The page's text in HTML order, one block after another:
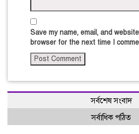
Save my name, email, and
browser for the next time I
সর্বশেষ সংবাদ
সর্বাধিক পঠিত